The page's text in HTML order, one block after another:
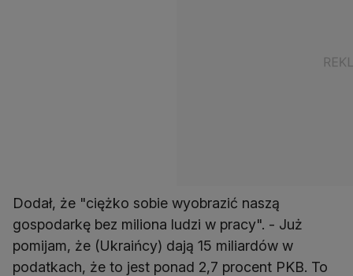
Dodał, że "ciężko sobie wyobrazić naszą
gospodarkę bez miliona ludzi w pracy". - Już
pomijam, że (Ukraińcy) dają 15 miliardów w
podatkach, że to jest ponad 2,7 procent PKB. To